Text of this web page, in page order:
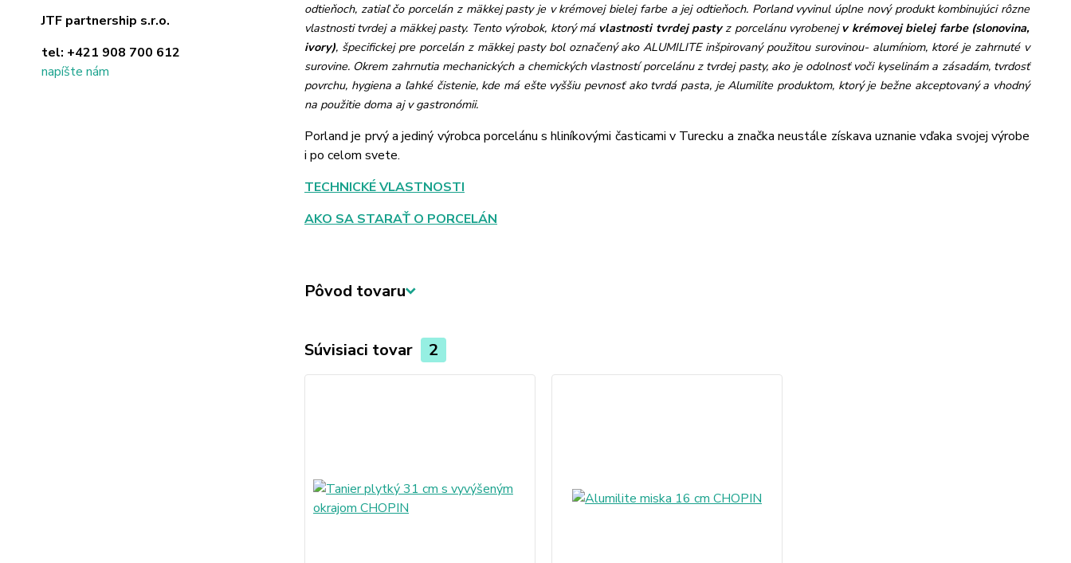
JTF partnership s.r.o.
tel: +421 908 700 612
napíšte nám
odtieňoch, zatiaľ čo porcelán z mäkkej pasty je v krémovej bielej farbe a jej odtieňoch. Porland vyvinul úplne nový produkt kombinujúci rôzne
vlastnosti tvrdej a mäkkej pasty. Tento výrobok, ktorý má vlastnosti tvrdej pastyz porcelánu vyrobenejv krémovej bielej farbe (slonovina,
ivory), špecifickej pre porcelán z mäkkej pasty bol označený ako ALUMILITE inšpirovaný použitou surovinou- alumíniom, ktoré je zahrnuté v
surovine. Okrem zahrnutia mechanických a chemických vlastností porcelánu z tvrdej pasty, ako je odolnosť voči kyselinám a zásadám, tvrdosť
povrchu, hygiena a ľahké čistenie, kde má ešte vyššiu pevnosť ako tvrdá pasta, je Alumilite produktom, ktorý je bežne akceptovaný a vhodný
na použitie doma aj v gastronómii.
Porland je prvý a jediný výrobca porcelánu s hliníkovými časticami v Turecku a značka neustále získava uznanie vďaka svojej výrobe
i po celom svete.
TECHNICKÉ VLASTNOSTI
AKO SA STARAŤ O PORCELÁN
Pôvod tovaru
Súvisiaci tovar 2